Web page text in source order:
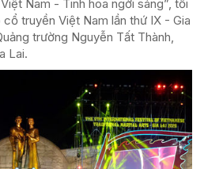
Nam - Tinh hoa ngời sáng”, tối
truyền Việt Nam lần thứ IX - Gia
trường Nguyễn Tất Thành,
Lai.